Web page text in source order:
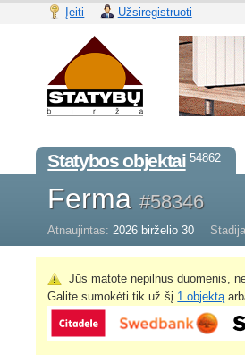
Įeiti Užsiregistruoti
Statybos objektai 54862
Ferma#58346
Atnaujintas: 2026 birželio 30
Jūs matote nepilnus duomenis,
Galite sumokėti tik už šį 1 objektą